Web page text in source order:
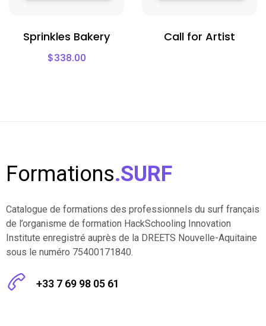
Sprinkles Bakery
$338.00
Call for Artist
Formations.SURF
Catalogue de formations des professionnels du surf français
de l’organisme de formation HackSchooling Innovation
Institute enregistré auprès de la DREETS Nouvelle-Aquitaine
sous le numéro 75400171840.
+33 7 69 98 05 61